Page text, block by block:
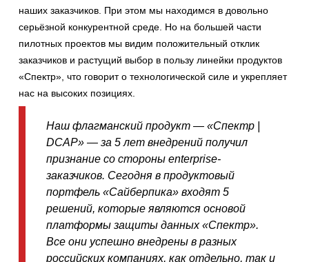
наших заказчиков. При этом мы находимся в довольно
серьёзной конкурентной среде. Но на большей части
пилотных проектов мы видим положительный отклик
заказчиков и растущий выбор в пользу линейки продуктов
«Спектр», что говорит о технологической силе и укрепляет
нас на высоких позициях.
Наш флагманский продукт — «Спектр |
DCAP» — за 5 лет внедрений получил
признание со стороны enterprise-
заказчиков. Сегодня в продуктовый
портфель «Сайберпика» входят 5
решений, которые являются основой
платформы защиты данных «Спектр».
Все они успешно внедрены в разных
российских компаниях, как отдельно, так и